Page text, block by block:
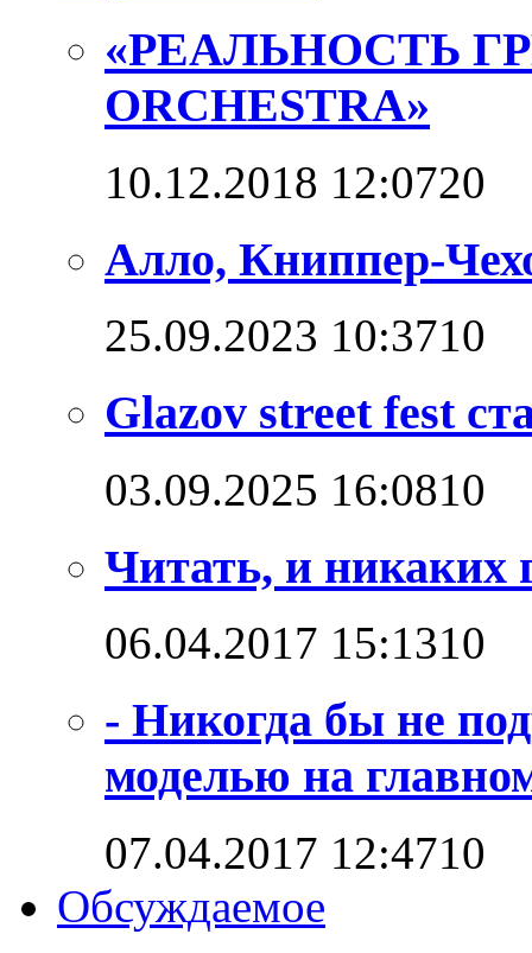
«РЕАЛЬНОСТЬ
ORCHESTRA»
10.12.2018 12:0720
Алло, Книппер-
25.09.2023 10:3710
Glazov street fest
03.09.2025 16:0810
Читать, и никаких
06.04.2017 15:1310
- Никогда бы не
моделью на
07.04.2017 12:4710
Обсуждаемое